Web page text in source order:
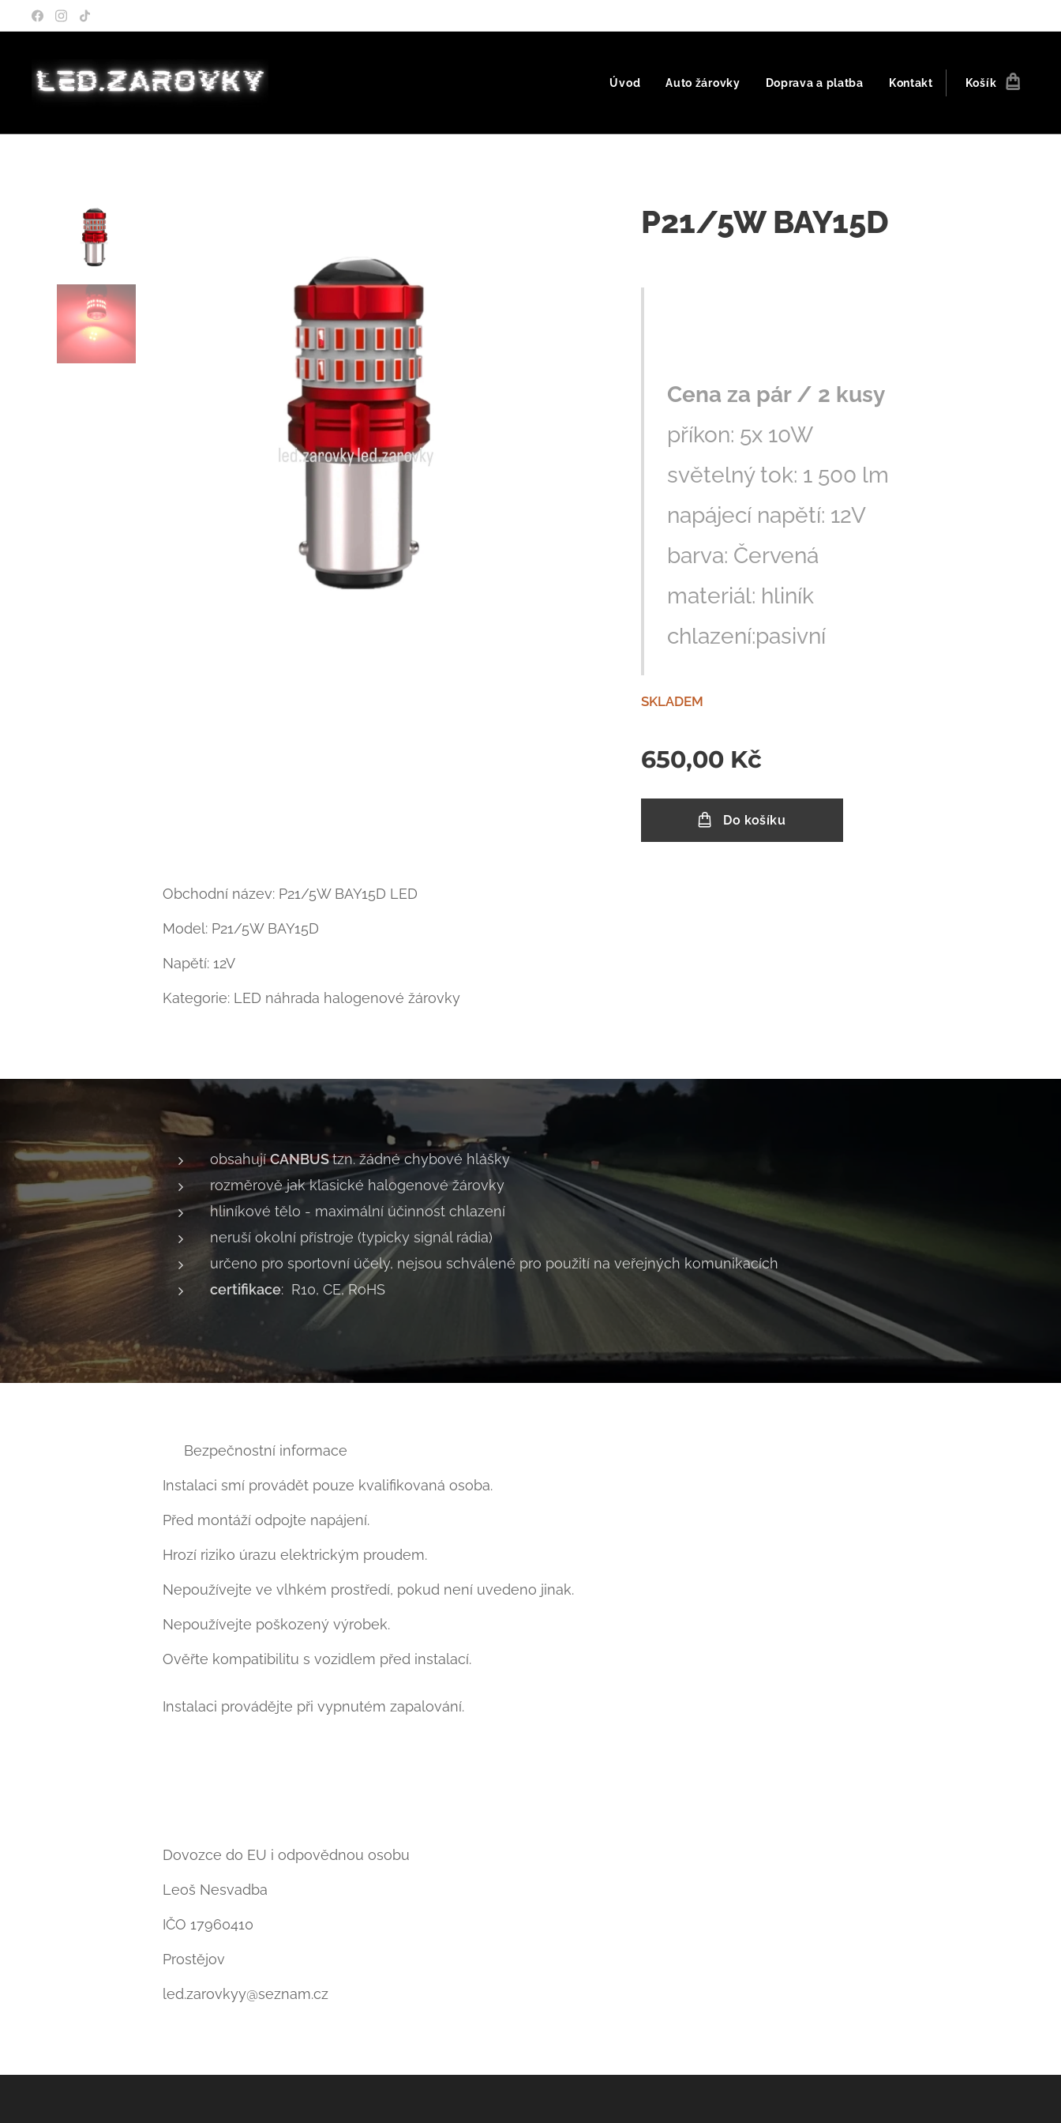
Úvod Auto žárovky Doprava a platba Kontakt Košík
P21/5W BAY15D
Cena za pár / 2 kusy
příkon: 5x 10W
světelný tok: 1 500 lm
napájecí napětí: 12V
barva: Červená
materiál: hliník
chlazení:pasivní
SKLADEM
650,00 Kč
Do košíku
Obchodní název: P21/5W BAY15D LED
Model: P21/5W BAY15D
Napětí: 12V
Kategorie: LED náhrada halogenové žárovky
obsahujíCANBUStzn. žádné chybové hlášky
rozměrově jak klasické halogenové žárovky
hliníkové tělo - maximální účinnost chlazení
neruší okolní přístroje (typicky signál rádia)
určeno pro sportovní účely, nejsou schválené pro použití na veřejných komunikacích
certifikace: R10, CE, RoHS
⚠ Bezpečnostní informace
Instalaci smí provádět pouze kvalifikovaná osoba.
Před montáží odpojte napájení.
Hrozí riziko úrazu elektrickým proudem.
Nepoužívejte ve vlhkém prostředí, pokud není uvedeno jinak.
Nepoužívejte poškozený výrobek.
Ověřte kompatibilitu s vozidlem před instalací.
Instalaci provádějte při vypnutém zapalování.
Dovozce do EU i odpovědnou osobu
Leoš Nesvadba
IČO 17960410
Prostějov
led.zarovkyy@seznam.cz